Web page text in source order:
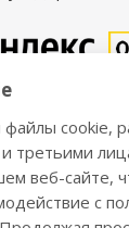
и
для дома и
cookie,
третьими
веб-сайте,
с